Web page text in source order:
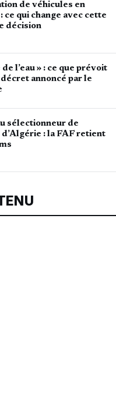
de véhicules en
ce qui change avec cette
décision
l’eau » : ce que prévoit
annoncé par le
sélectionneur de
d’Algérie : la FAF retient